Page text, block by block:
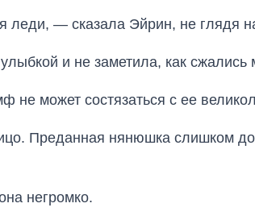
леди, — сказала Эйрин, не глядя
и не заметила, как сжались
может состязаться с ее
Преданная нянюшка слишком
негромко.